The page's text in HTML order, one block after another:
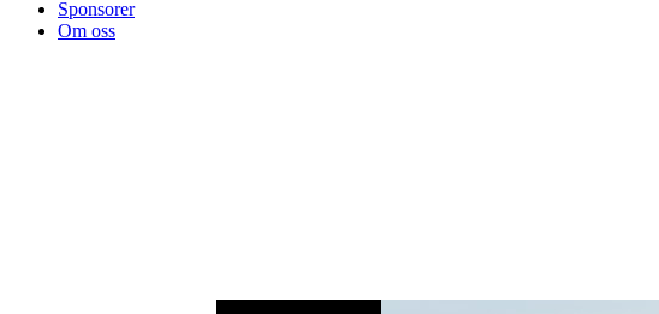
Sponsorer
Om oss